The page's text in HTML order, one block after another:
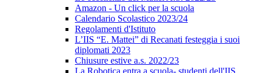
Amazon - Un click per la scuola
Calendario Scolastico 2023/24
Regolamenti d'Istituto
L’IIS “E. Mattei” di Recanati festeggia i suoi
diplomati 2023
Chiusure estive a.s. 2022/23